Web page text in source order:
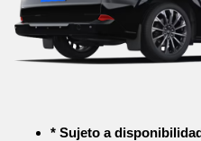
* Sujeto a